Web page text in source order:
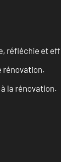
réfléchie et
rénovation.
la rénovation.